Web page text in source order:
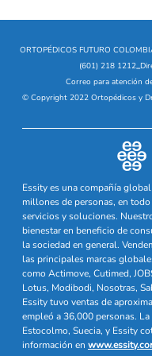
ORTOPÉDICOS FUTURO
(601) 218 1212_
Correo para atención
© Copyright 2022 Ortopédicos y
Essity es una compañía
millones de personas, en
servicios y soluciones.
bienestar en beneficio de
la sociedad en general.
las principales marcas
como Actimove, Cutimed,
Lotus, Modibodi, Nosotras,
Essity tuvo ventas de
empleó a 36,000 personas.
Estocolmo, Suecia, y Essity
información en